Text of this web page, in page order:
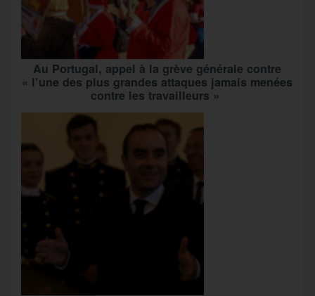
Au Portugal, appel à la grève générale contre
« l’une des plus grandes attaques jamais menées
contre les travailleurs »